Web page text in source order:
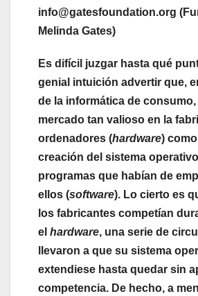
info@gatesfoundation.org
Melinda Gates)
Es difícil juzgar hasta qué
genial intuición advertir que,
de la informática de
mercado tan valioso en la
ordenadores (hardware)
creación del sistema
programas que habían de
ellos (software). Lo cierto es
los fabricantes competían
el hardware, una serie de
llevaron a que su sistema
extendiese hasta quedar sin
competencia. De hecho, a